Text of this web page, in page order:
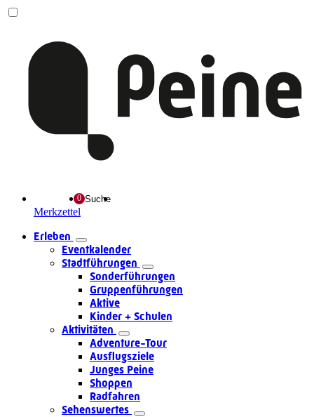
Merkzettel
Suche
Erleben
Eventkalender
Stadtführungen
Sonderführungen
Gruppenführungen
Aktive
Kinder + Schulen
Aktivitäten
Adventure-Tour
Ausflugsziele
Junges Peine
Shoppen
Radfahren
Sehenswertes